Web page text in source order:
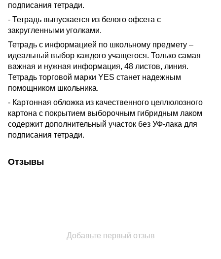
подписания тетради.
- Тетрадь выпускается из белого офсета с
закругленными уголками.
Тетрадь с информацией по школьному предмету –
идеальный выбор каждого учащегося. Только самая
важная и нужная информация, 48 листов, линия.
Тетрадь торговой марки YES станет надежным
помощником школьника.
- Картонная обложка из качественного целлюлозного
картона с покрытием выборочным гибридным лаком
содержит дополнительный участок без УФ-лака для
подписания тетради.
Отзывы
Добавьте первый отзыв